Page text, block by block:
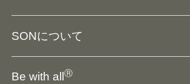
SONについて
SO組織について
Be with allⓇ